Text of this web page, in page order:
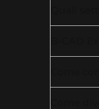
Quali
B-CAD
Come
Come